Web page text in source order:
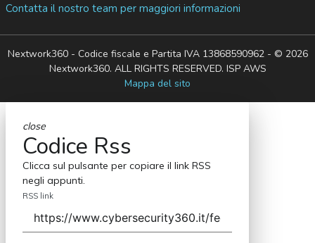
Contatta il nostro team per maggiori informazioni
Nextwork360 - Codice fiscale e Partita IVA 13868590962 - © 2026
Nextwork360. ALL RIGHTS RESERVED. ISP AWS
Mappa del sito
close
Codice Rss
Clicca sul pulsante per copiare il link RSS
negli appunti.
RSS link